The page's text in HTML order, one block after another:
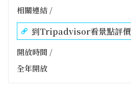
相關連結 /
到Tripadvisor看景點評價
開放時間 /
全年開放